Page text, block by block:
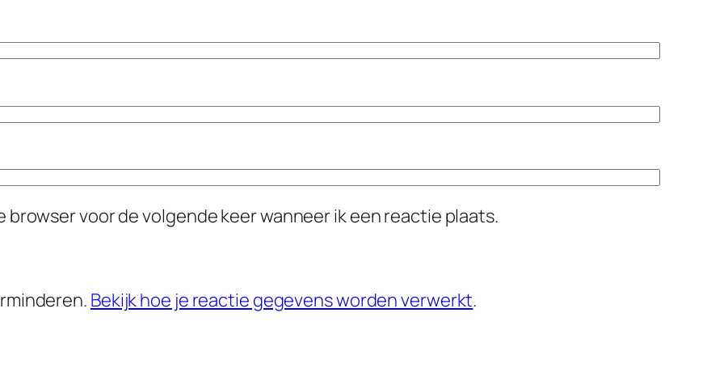
browser voor de volgende keer wanneer ik een reactie plaats.
Bekijk hoe je reactie gegevens worden verwerkt.